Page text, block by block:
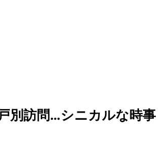
別訪問…シニカルな時事